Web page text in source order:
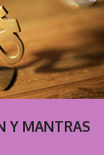
Y MANTRAS